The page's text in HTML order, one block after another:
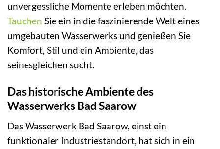
unvergessliche Momente erleben möchten.
Tauchen Sie ein in die faszinierende Welt eines
umgebauten Wasserwerks und genießen Sie
Komfort, Stil und ein Ambiente, das
seinesgleichen sucht.
Das historische Ambiente des
Wasserwerks Bad Saarow
Das Wasserwerk Bad Saarow, einst ein
funktionaler Industriestandort, hat sich in ein